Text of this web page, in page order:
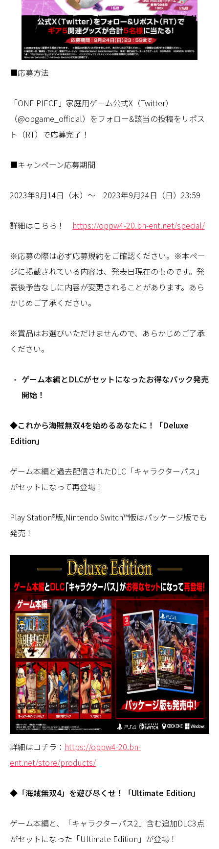
■応募方法
「ONE PIECE」家庭用ゲーム公式X（Twitter）
（@opgame_official）をフォロー&該当の投稿をリポス
ト（RT）で応募完了！
■キャンペーン応募期間
2023年9月14日（木）～ 2023年9月24日（日）23:59
詳細はこちら！ https://oppw4-20.bn-ent.net/special/
※応募の際は必ず応募規約をご確認ください。※本ペー
ジに掲載されている内容は、発表日現在のものです。発
表後予告なしに内容が変更されることがあります。あら
かじめご了承ください。
※賞品はお選びいただけませんので、あらかじめご了承
ください。
ゲーム本編とDLCがセットになったお得なパック発売
開始！
◆これから海賊無双4を始めるあなたに！「Deluxe
Edition」
ゲーム本編と過去配信されたDLC「キャラクターパス」
がセットになって再登場！
Play Station®版,Nintendo Switch™版はパッケージ版でも
発売！
詳細はコチラ： https://oppw4-20.bn-
ent.net/store/products/
◆「海賊無双4」を遊び尽くせ！「Ultimate Edition」
ゲーム本編と、「キャラクターパス2」含む追加DLC3点
がセットになった「Ultimate Edition」が登場！